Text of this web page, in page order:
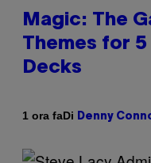
Magic: The
Themes for
Decks
1 ora faDi Denny